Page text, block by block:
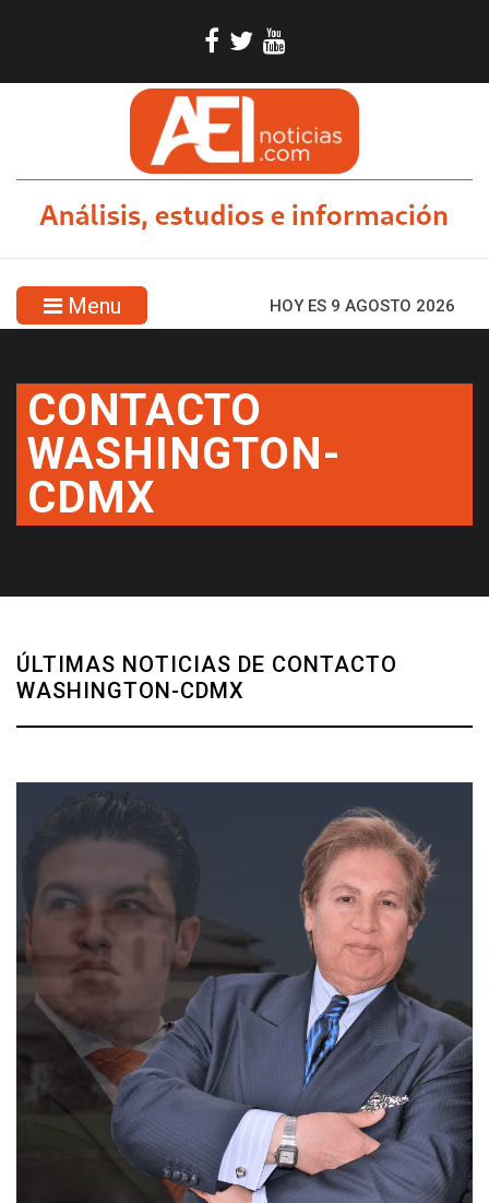
Menu HOY ES 9 AGOSTO 2026
CONTACTO
WASHINGTON-
CDMX
ÚLTIMAS NOTICIAS DE CONTACTO
WASHINGTON-CDMX